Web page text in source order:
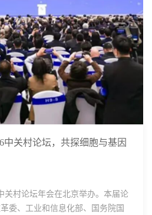
中关村论坛，共探细胞与基因
关村论坛年会在北京举办。本届论
委、工业和信息化部、国务院国